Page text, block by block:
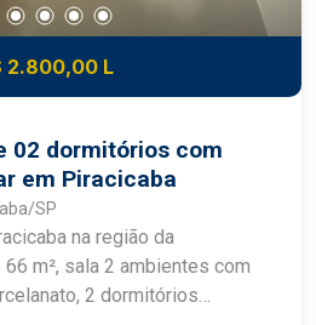
2.800,00 L
02 dormitórios com
em Piracicaba
SP
na região da
66 m², sala 2 ambientes com
2 dormitórios